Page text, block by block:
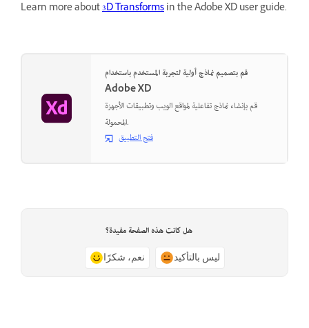
Learn more about3D Transformsin the Adobe XD user guide.
قم بتصميم نماذج أولية لتجربة المستخدم باستخدام
Adobe XD
قم بإنشاء نماذج تفاعلية لمواقع الويب وتطبيقات الأجهزة
المحمولة.
فتح التطبيق
هل كانت هذه الصفحة مفيدة؟
نعم، شكرًا ليس بالتأكيد